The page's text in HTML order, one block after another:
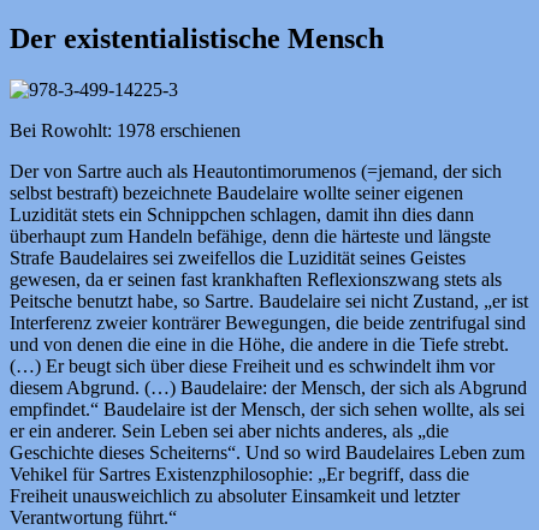
Der existentialistische Mensch
Bei Rowohlt: 1978 erschienen
Der von Sartre auch als Heautontimorumenos (=jemand, der sich
selbst bestraft) bezeichnete Baudelaire wollte seiner eigenen
Luzidität stets ein Schnippchen schlagen, damit ihn dies dann
überhaupt zum Handeln befähige, denn die härteste und längste
Strafe Baudelaires sei zweifellos die Luzidität seines Geistes
gewesen, da er seinen fast krankhaften Reflexionszwang stets als
Peitsche benutzt habe, so Sartre. Baudelaire sei nicht Zustand, „er ist
Interferenz zweier konträrer Bewegungen, die beide zentrifugal sind
und von denen die eine in die Höhe, die andere in die Tiefe strebt.
(…) Er beugt sich über diese Freiheit und es schwindelt ihm vor
diesem Abgrund. (…) Baudelaire: der Mensch, der sich als Abgrund
empfindet.“ Baudelaire ist der Mensch, der sich sehen wollte, als sei
er ein anderer. Sein Leben sei aber nichts anderes, als „die
Geschichte dieses Scheiterns“. Und so wird Baudelaires Leben zum
Vehikel für Sartres Existenzphilosophie: „Er begriff, dass die
Freiheit unausweichlich zu absoluter Einsamkeit und letzter
Verantwortung führt.“